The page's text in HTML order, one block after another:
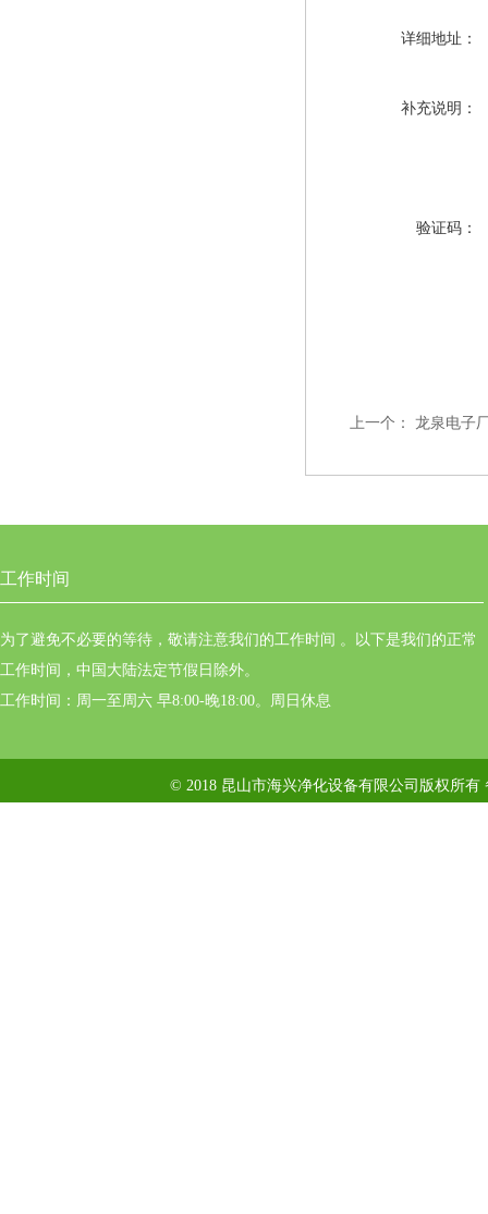
详细地址：
补充说明：
验证码：
上一个： 龙泉电子
工作时间
为了避免不必要的等待，敬请注意我们的工作时间 。以下是我们的正常
工作时间，中国大陆法定节假日除外。
工作时间：周一至周六 早8:00-晚18:00。周日休息
© 2018 昆山市海兴净化设备有限公司版权所有